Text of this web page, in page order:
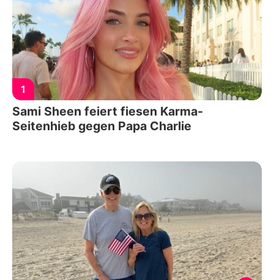
1
Sami Sheen feiert fiesen Karma-
Seitenhieb gegen Papa Charlie